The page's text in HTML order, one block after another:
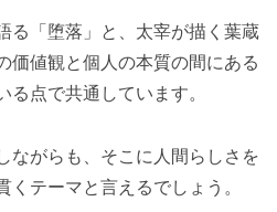
る「堕落」と、太宰が描く葉蔵
価値観と個人の本質の間にある
点で共通しています。
ながらも、そこに人間らしさを
くテーマと言えるでしょう。